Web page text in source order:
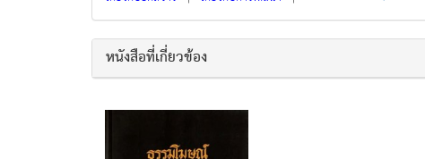
หนังสือที่เกี่ยวข้อง